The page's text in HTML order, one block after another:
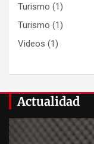
Turismo (1)
Turismo (1)
Videos (1)
Actualidad